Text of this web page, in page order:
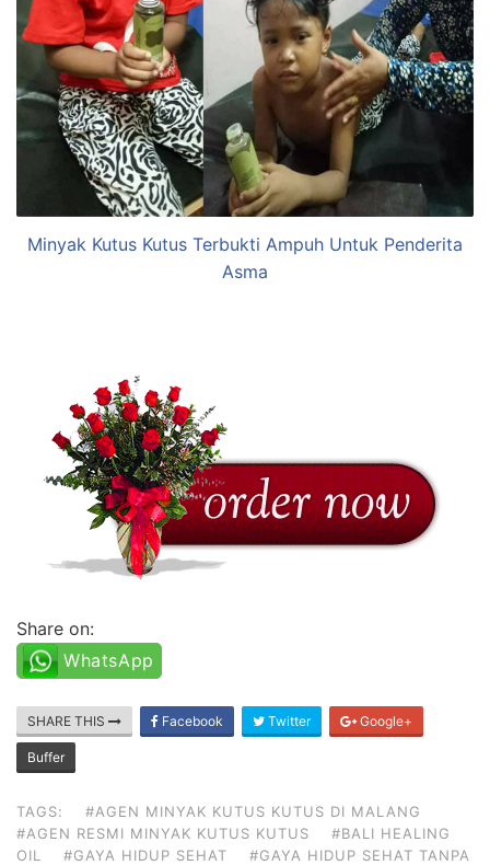
Minyak Kutus Kutus Terbukti Ampuh Untuk Penderita
Asma
Share on:
WhatsApp
SHARE THIS Facebook Twitter Google+
Buffer
TAGS:
#AGEN MINYAK KUTUS KUTUS DI MALANG
#AGEN RESMI MINYAK KUTUS KUTUS
#BALI HEALING
OIL
#GAYA HIDUP SEHAT
#GAYA HIDUP SEHAT TANPA